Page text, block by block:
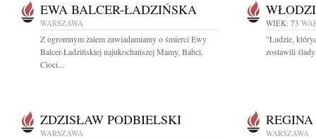
EWA BALCER-ŁADZIŃSKA
WARSZAWA
Z ogromnym żalem zawiadamiamy o śmierci Ewy
Balcer-Ładzińskiej najukochańszej Mamy, Babci,
Cioci...
WIEK: 73
"Ludzie,
zostawili
ZDZISŁAW PODBIELSKI
WARSZAWA WARSZAWA